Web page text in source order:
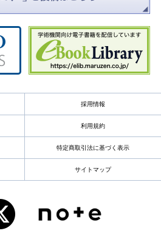
採用情報
利用規約
特定商取引法に基づく表示
サイトマップ